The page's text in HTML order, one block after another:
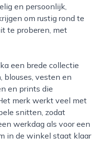
en persoonlijk,
om rustig rond te
te proberen, met
blouses, vesten en
en prints die
merk werkt veel met
snitten, zodat
werkdag als voor een
in de winkel staat klaar